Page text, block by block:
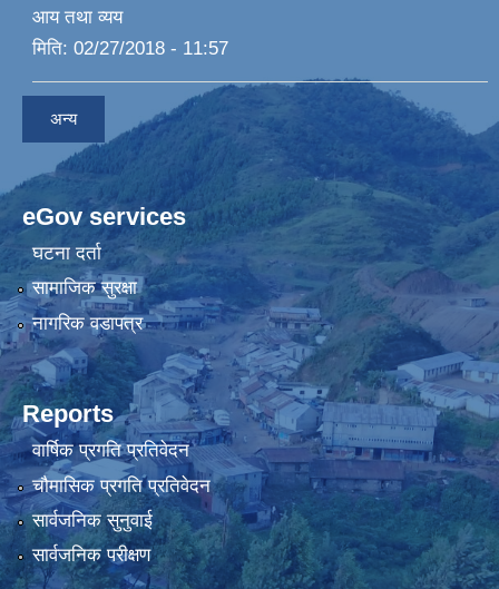
आय तथा व्यय
मिति: 02/27/2018 - 11:57
अन्य
eGov services
घटना दर्ता
सामाजिक सुरक्षा
नागरिक वडापत्र
Reports
वार्षिक प्रगति प्रतिवेदन
चौमासिक प्रगति प्रतिवेदन
सार्वजनिक सुनुवाई
सार्वजनिक परीक्षण